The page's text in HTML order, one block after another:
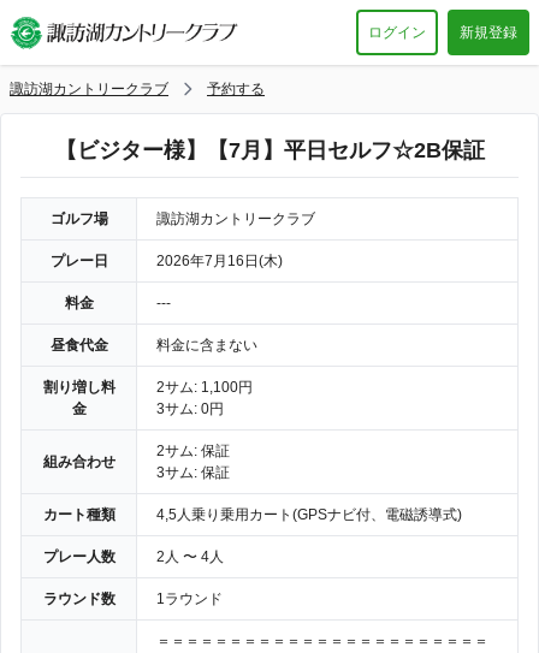
ログイン 新規登録
諏訪湖カントリークラブ 予約する
【ビジター様】【7月】平日セルフ☆2B保証
ゴルフ場 諏訪湖カントリークラブ
プレー日 2026年7月16日(木)
料金 ---
昼食代金 料金に含まない
割り増し料
金
2サム: 1,100円
3サム: 0円
組み合わせ
2サム: 保証
3サム: 保証
カート種類 4,5人乗り乗用カート(GPSナビ付、電磁誘導式)
プレー人数 2人 〜 4人
ラウンド数 1ラウンド
＝＝＝＝＝＝＝＝＝＝＝＝＝＝＝＝＝＝＝＝＝＝＝